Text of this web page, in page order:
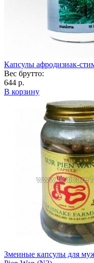
Капсулы афродизиак-
Вес брутто:
644 р.
В корзину
Змеиные капсулы для